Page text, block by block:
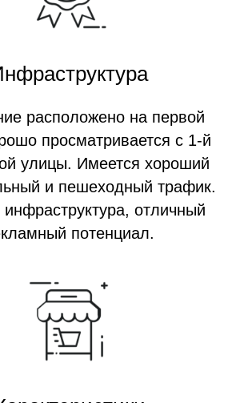
расположено на первой
просматривается с 1-й
улицы. Имеется хороший
и пешеходный трафик.
инфраструктура, отличный
потенциал.